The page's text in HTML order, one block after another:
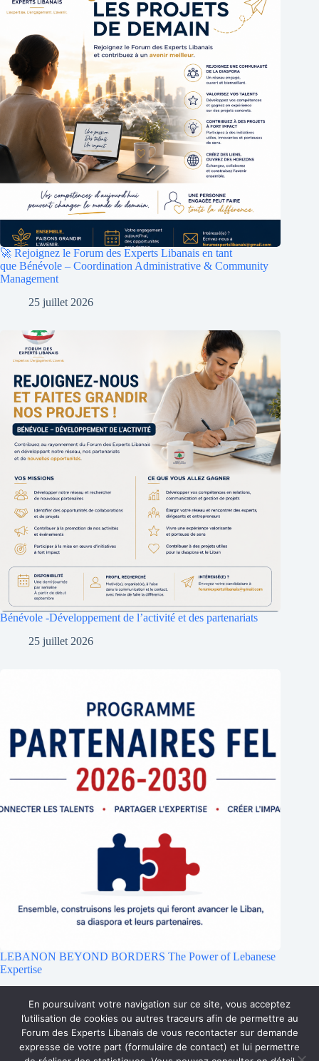
🚀 Rejoignez le Forum des Experts Libanais en tant
que Bénévole – Coordination Administrative & Community
Management
25 juillet 2026
Bénévole -Développement de l’activité et des partenariats
25 juillet 2026
LEBANON BEYOND BORDERS The Power of Lebanese
Expertise
Accueil Qui sommes-nous ?
Faire un don
Accès Membres
Rejoignez-nous
En poursuivant votre navigation sur ce site, vous acceptez
l’utilisation de cookies ou autres traceurs afin de permettre au
Forum des Experts Libanais de vous recontacter sur demande
expresse de votre part (formulaire de contact) et lui permettre